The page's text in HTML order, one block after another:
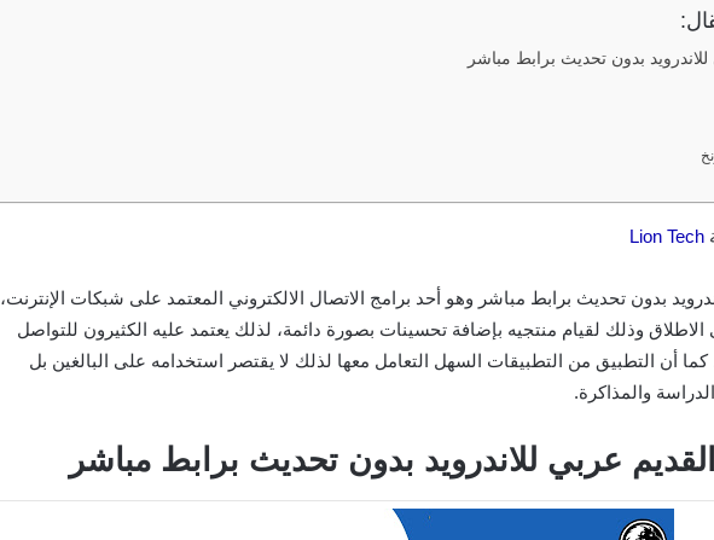
بدون تحديث برابط مباشر
Lion Tech
بدون تحديث برابط مباشر وهو أحد برامج الاتصال الالكتروني المعتمد على شبكات الإنترنت،
وذلك لقيام منتجيه بإضافة تحسينات بصورة دائمة، لذلك يعتمد عليه الكثيرون للتواصل
أن التطبيق من التطبيقات السهل التعامل معها لذلك لا يقتصر استخدامه على البالغين بل
والمذاكرة.
عربي للاندرويد بدون تحديث برابط مباشر